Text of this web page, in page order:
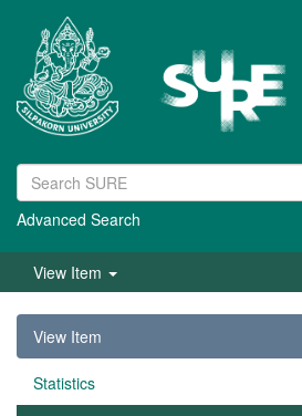
Advanced Search
View Item
View Item
Statistics